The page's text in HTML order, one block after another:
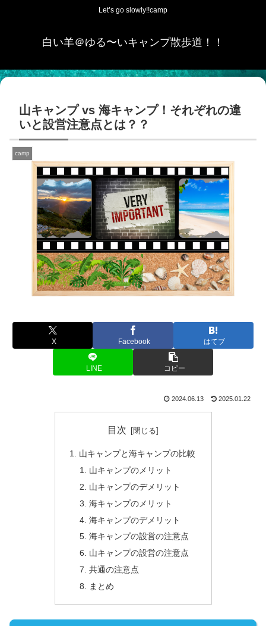
Let’s go slowly!!camp
白い羊＠ゆる〜いキャンプ散歩道！！
山キャンプ vs 海キャンプ！それぞれの違
いと設営注意点とは？？
camp
X Facebook はてブ
LINE コピー
2024.06.13 2025.01.22
目次
山キャンプと海キャンプの比較
山キャンプのメリット
山キャンプのデメリット
海キャンプのメリット
海キャンプのデメリット
海キャンプの設営の注意点
山キャンプの設営の注意点
共通の注意点
まとめ